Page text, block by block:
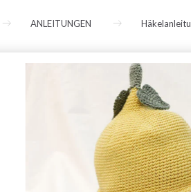
ANLEITUNGEN